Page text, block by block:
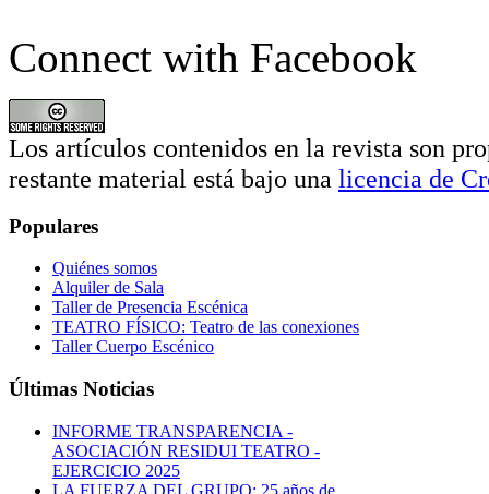
Connect with Facebook
Los artículos contenidos en la revista son
restante material está bajo una licencia de
Populares
Quiénes somos
Alquiler de Sala
Taller de Presencia Escénica
TEATRO FÍSICO: Teatro de las conexiones
Taller Cuerpo Escénico
Últimas Noticias
INFORME TRANSPARENCIA -
ASOCIACIÓN RESIDUI TEATRO -
EJERCICIO 2025
LA FUERZA DEL GRUPO: 25 años de